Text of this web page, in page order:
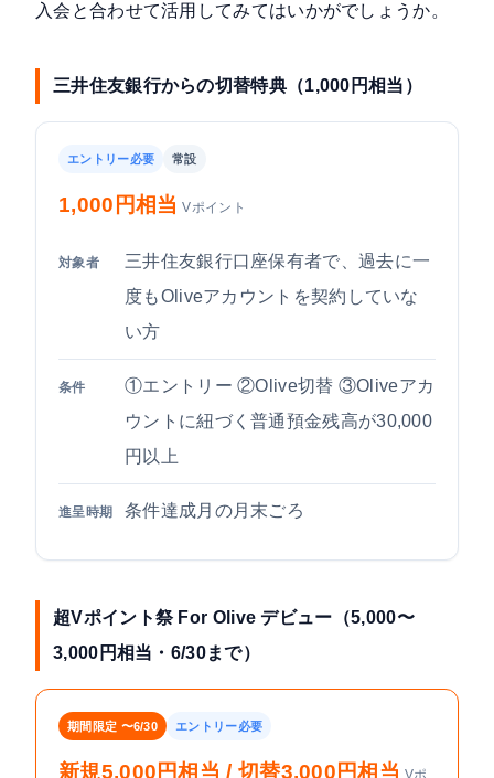
入会と合わせて活用してみてはいかがでしょうか。
三井住友銀行からの切替特典（1,000円相当）
エントリー必要 常設
1,000円相当 Vポイント
対象者
三井住友銀行口座保有者で、過去に一
度もOliveアカウントを契約していな
い方
条件
①エントリー ②Olive切替 ③Oliveアカ
ウントに紐づく普通預金残高が30,000
円以上
進呈時期 条件達成月の月末ごろ
超Vポイント祭 For Olive デビュー（5,000〜
3,000円相当・6/30まで）
期間限定 〜6/30 エントリー必要
新規5,000円相当 / 切替3,000円相当